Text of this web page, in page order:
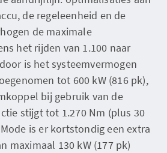
de regeleenheid en de
de maximale
het rijden van 1.100 naar
is het systeemvermogen
tot 600 kW (816 pk),
bij gebruik van de
stijgt tot 1.270 Nm (plus 30
is er kortstondig een extra
maximaal 130 kW (177 pk)